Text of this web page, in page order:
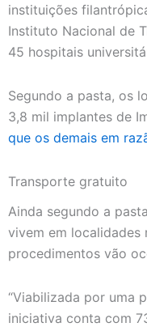
instituições
Instituto Nacional de
45 hospitais
Segundo a pasta, os
3,8 mil implantes de
que os demais em
Transporte gratuito
Ainda segundo a
vivem em localidades
procedimentos vão
“Viabilizada por uma
iniciativa conta com